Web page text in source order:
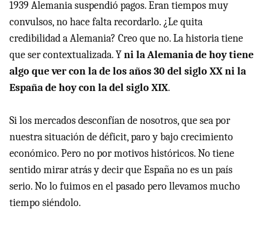
1939 Alemania suspendió pagos. Eran tiempos muy
convulsos, no hace falta recordarlo. ¿Le quita
credibilidad a Alemania? Creo que no. La historia tiene
que ser contextualizada. Yni la Alemania de hoy tiene
algo que ver con la de los años 30 del siglo XX ni la
España de hoy con la del siglo XIX.
Si los mercados desconfían de nosotros, que sea por
nuestra situación de déficit, paro y bajo crecimiento
económico. Pero no por motivos históricos. No tiene
sentido mirar atrás y decir que España no es un país
serio. No lo fuimos en el pasado pero llevamos mucho
tiempo siéndolo.